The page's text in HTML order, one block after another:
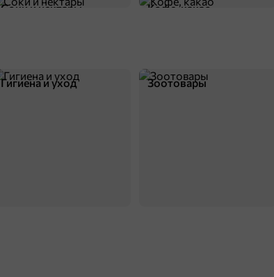
Соки и нектары Кофе, какао
Гигиена и уход Зоотовары